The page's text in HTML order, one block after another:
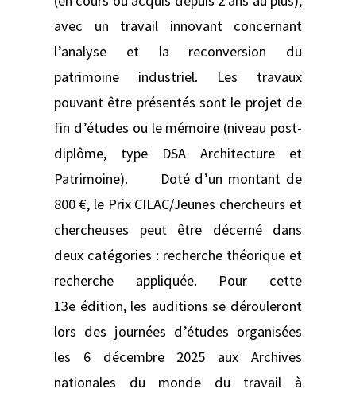
avec un travail innovant concernant
l’analyse et la reconversion du
patrimoine industriel. Les travaux
pouvant être présentés sont le projet de
fin d’études ou le mémoire (niveau post-
diplôme, type DSA Architecture et
Patrimoine). Doté d’un montant de
800 €, le Prix CILAC/Jeunes chercheurs et
chercheuses peut être décerné dans
deux catégories : recherche théorique et
recherche appliquée. Pour cette
13e édition, les auditions se dérouleront
lors des journées d’études organisées
les 6 décembre 2025 aux Archives
nationales du monde du travail à